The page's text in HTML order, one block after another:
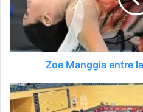
Zoe Manggia entre